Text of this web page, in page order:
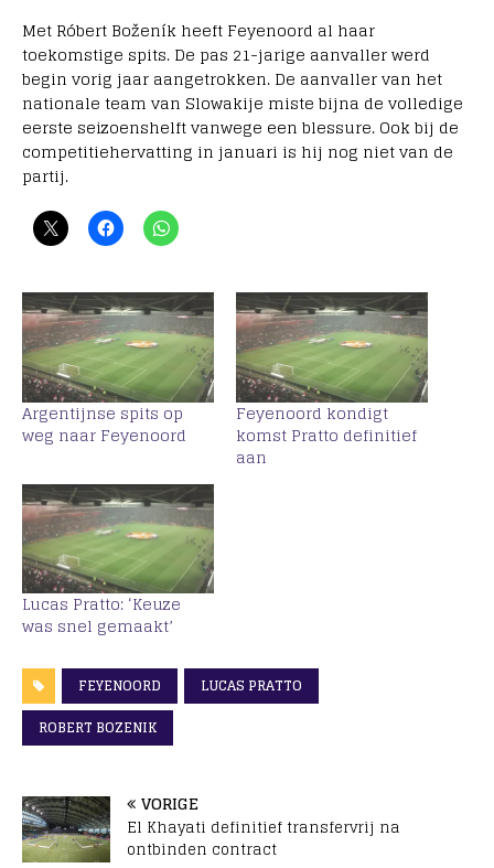
Met Róbert Boženík heeft Feyenoord al haar
toekomstige spits. De pas 21-jarige aanvaller werd
begin vorig jaar aangetrokken. De aanvaller van het
nationale team van Slowakije miste bijna de volledige
eerste seizoenshelft vanwege een blessure. Ook bij de
competitiehervatting in januari is hij nog niet van de
partij.
Argentijnse spits op
weg naar Feyenoord
Feyenoord kondigt
komst Pratto definitief
aan
Lucas Pratto: ‘Keuze
was snel gemaakt’
FEYENOORD
LUCAS PRATTO
ROBERT BOZENIK
VORIGE
El Khayati definitief transfervrij na
ontbinden contract